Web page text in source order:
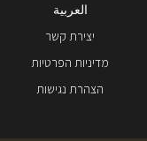
العربية
יצירת קשר
מדיניות הפרטיות
הצהרת נגישות